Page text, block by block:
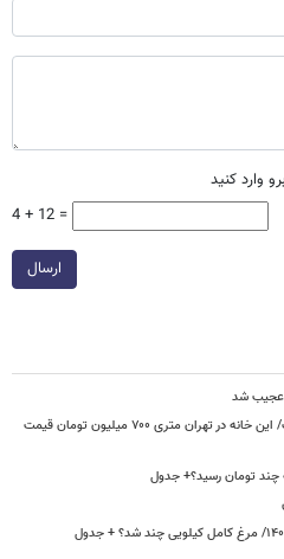
وارد کنید
4 + 12 =
ارسال
عجیب شد
خرید آپارتمان با قیمت‌های عجیب و غریب/ این خانه در تهران متری ۷۰۰ میلیون تومان قیمت
چند تومان رسید؟+ جدول